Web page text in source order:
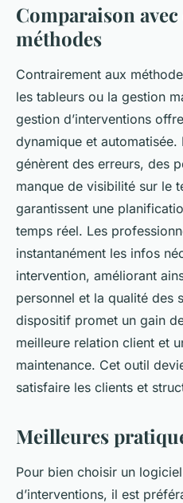
Comparaison
méthodes
Contrairement aux
les tableurs ou la gestion
gestion d’interventions
dynamique et
génèrent des erreurs, des
manque de visibilité sur le
garantissent une
temps réel. Les
instantanément les infos
intervention, améliorant
personnel et la qualité des
dispositif promet un gain
meilleure relation client et
maintenance. Cet outil
satisfaire les clients et
Meilleures
Pour bien choisir un
d’interventions, il est